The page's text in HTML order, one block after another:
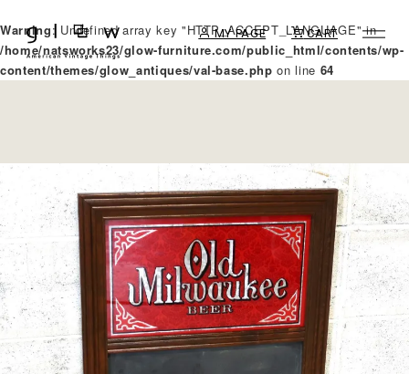
Warning: Undefined array key "HTTP_ACCEPT_LANGUAGE" in
/home/natsworks23/glow-furniture.com/public_html/contents/wp-
content/themes/glow_antiques/val-base.php on line 64
MY PAGE CART